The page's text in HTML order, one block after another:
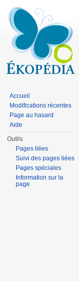
Accueil
Modifications récentes
Page au hasard
Aide
Outils
Pages liées
Suivi des pages liées
Pages spéciales
Information sur la
page